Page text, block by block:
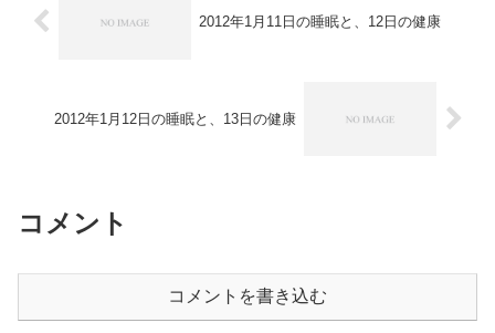
2012年1月11日の睡眠と、12日の健康
2012年1月12日の睡眠と、13日の健康
コメント
コメントを書き込む